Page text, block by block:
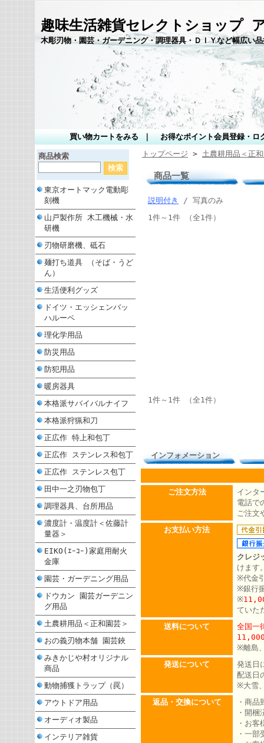
趣味生活雑貨セレクトショップ
木彫刃物・園芸・ガーデニング・調理器具・ＤＩＹなど幅広い
買い物カートをみる お得なポイント会員登録・ロ
商品検索
東京オートマック電動彫
刻機
山戸製作所 木工機械・水
研機
刃物研磨機、砥石
麺打ち道具 （そば・うど
ん）
生活便利グッズ
ドイツ・エッシェンバッ
ハルーペ
理化学用品
防災用品
防犯用品
暖房器具
本格派サバイバルナイフ
本格派狩猟和刀
正広作 特上和包丁
正広作 ステンレス和包丁
正広作 ステンレス包丁
田中一之刃物包丁
調理器具、台所用品
濃度計・温度計＜佐藤計
量器＞
EIKO(ｴｰｺｰ)家庭用耐火
金庫
園芸・ガーデニング用品
ドウカン 園芸ガーデニン
グ用品
土農耕用品＜正和園芸＞
おの義刃物本舗 園芸鋏
みきかじや村オリジナル
商品
動物捕獲トラップ（罠）
アウトドア用品
オーディオ製品
インテリア雑貨
トップページ > 土農耕用品＜正
商品一覧
説明付き
/ 写真のみ
1件～1件 （全1件）
1件～1件 （全1件）
インフォメーション
ご注文方法
インタ
電話で
ご注文
お支払い方法
クレジ
けます
※代金
※銀行
※
ていた
送料について
全国一
※離島
発送について
発送日
配送日
※大雪
返品・交換について
・商
・開
・お
・一